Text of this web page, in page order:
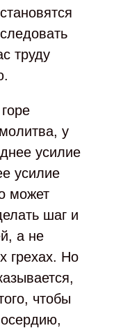
труду
у
усилие
усилие
может
шаг и
а не
грехах. Но
чтобы